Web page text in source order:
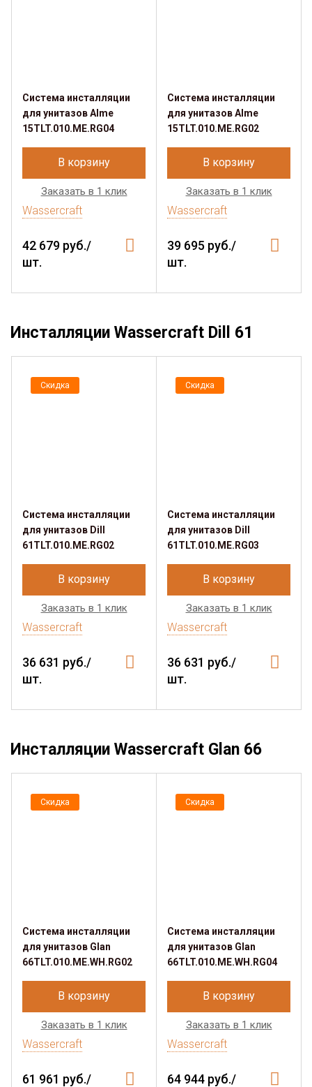
Система инсталляции
для унитазов Alme
15TLT.010.ME.RG04
В корзину
Заказать в 1 клик
Wassercraft
42 679 руб./
шт.
Система инсталляции
для унитазов Alme
15TLT.010.ME.RG02
В корзину
Заказать в 1 клик
Wassercraft
39 695 руб./
шт.
Инсталляции Wassercraft Dill 61
Скидка
Система инсталляции
для унитазов Dill
61TLT.010.ME.RG02
В корзину
Заказать в 1 клик
Wassercraft
36 631 руб./
шт.
Скидка
Система инсталляции
для унитазов Dill
61TLT.010.ME.RG03
В корзину
Заказать в 1 клик
Wassercraft
36 631 руб./
шт.
Инсталляции Wassercraft Glan 66
Скидка
Система инсталляции
для унитазов Glan
66TLT.010.ME.WH.RG02
В корзину
Заказать в 1 клик
Wassercraft
61 961 руб./
Скидка
Система инсталляции
для унитазов Glan
66TLT.010.ME.WH.RG04
В корзину
Заказать в 1 клик
Wassercraft
64 944 руб./